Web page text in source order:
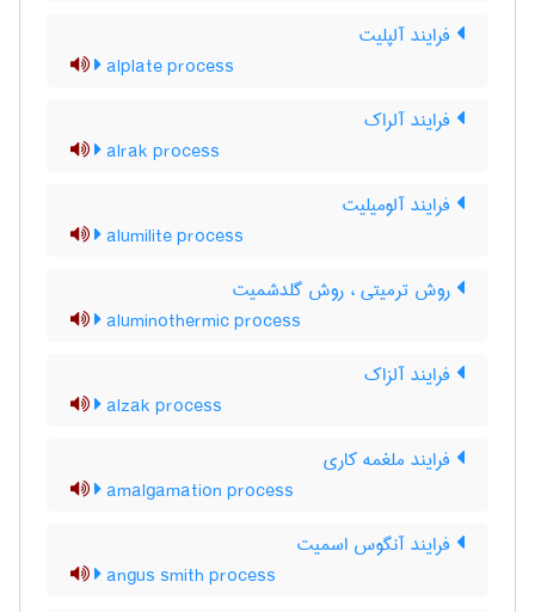
فرایند آلپلیت
alplate process
فرایند آلراک
alrak process
فرایند آلومیلیت
alumilite process
روش ترمیتی ، روش گلدشمیت
aluminothermic process
فرایند آلزاک
alzak process
فرایند ملغمه کاری
amalgamation process
فرایند آنگوس اسمیت
angus smith process